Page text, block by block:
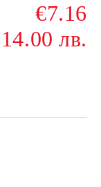
€7.16
14.00 лв.